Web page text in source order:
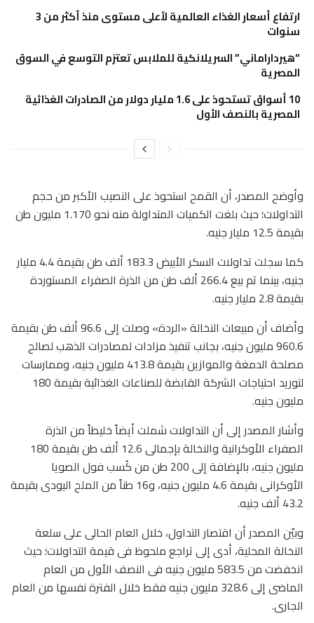
ارتفاع أسعار الغذاء العالمية لأعلى مستوى منذ أكثر من 3
سنوات
“هيرداراماني” السريلانكية للملابس تعتزم التوسع في السوق
المصرية
10 أسواق تستحوذ على 1.6 مليار دولار من الصادرات الغذائية
المصرية بالنصف الأول
وأوضح المصدر، أن القمح استحوذ على النصيب الأكبر من حجم
التداولات؛ حيث بلغت الكميات المتداولة منه نحو 1.170 مليون طن
بقيمة 12.5 مليار جنيه.
كما سجلت تداولات السكر الأبيض 183.3 ألف طن بقيمة 4.4 مليار
جنيه، بينما تم بيع 266.4 ألف طن من الذرة الصفراء المستوردة
بقيمة 2.8 مليار جنيه.
وأضاف أن مبيعات النخالة «الردة» وصلت إلى 96.6 ألف طن بقيمة
960.6 مليون جنيه، بجانب تنفيذ مزادات لمصادرات الذهب لصالح
مصلحة الدمغة والموازين بقيمة 413.8 مليون جنيه، وممارسات
لتوريد احتياجات الشركة القابضة للصناعات الغذائية بقيمة 180
مليون جنيه.
وأشار المصدر إلى أن التداولات شملت أيضاً خليطاً من الذرة
الصفراء الأوكرانية والنخالة بإجمالى 12.6 ألف طن بقيمة 180
مليون جنيه، بالإضافة إلى 200 طن من كُسب فول الصويا
الأوكرانى بقيمة 4.6 مليون جنيه، و16 طناً من الملح اليودى بقيمة
43.2 ألف جنيه.
وبيّن المصدر أن اقتصار التداول، خلال العام الحالى على سلعة
النخالة المحلية، أدى إلى تراجع ملحوظ فى قيمة التداولات؛ حيث
انخفضت من 583.5 مليون جنيه فى النصف الأول من العام
الماضى إلى 328.6 مليون جنيه فقط خلال الفترة نفسها من العام
الجارى.